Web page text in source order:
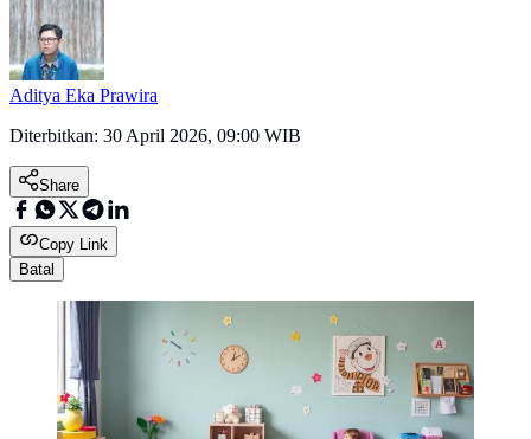
Aditya Eka Prawira
Diterbitkan: 30 April 2026, 09:00 WIB
Share
Copy Link
Batal